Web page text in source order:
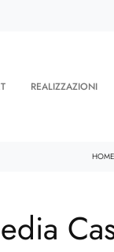
REALIZZAZIONI
HOME